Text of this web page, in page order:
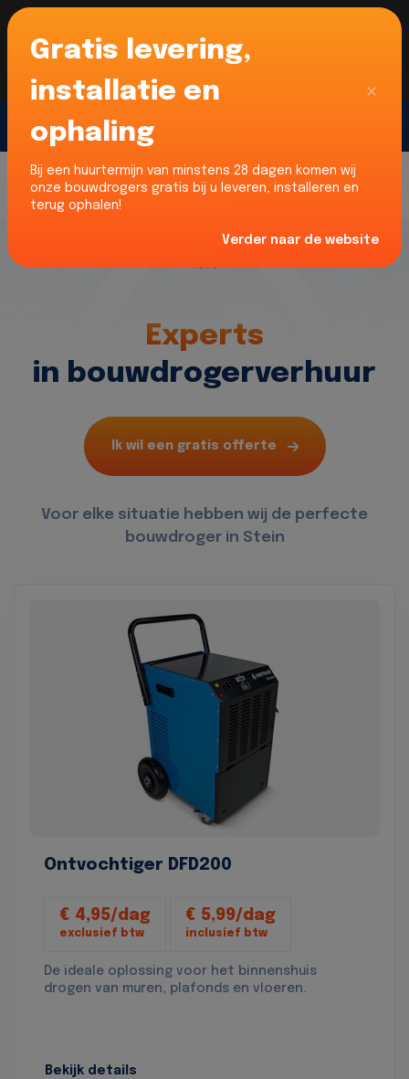
Voor onze Nederlandse klanten... Wij zijn maar
liefst 52% goedkoper dan verhuurders uit NL -
limburg en Noord-Brabant!
Home
Experts
in bouwdrogerverhuur
Ik wil een gratis offerte
Voor elke situatie hebben wij de perfecte
bouwdroger in Stein
Ontvochtiger DFD200
€ 4,95/dag
exclusief btw
€ 5,99/dag
inclusief btw
De ideale oplossing voor het binnenshuis
drogen van muren, plafonds en vloeren.
Bekijk details
Gratis levering,
installatie en
ophaling
Bij een huurtermijn van minstens 28 dagen komen wij
onze bouwdrogers gratis bij u leveren, installeren en
terug ophalen!
Verder naar de website